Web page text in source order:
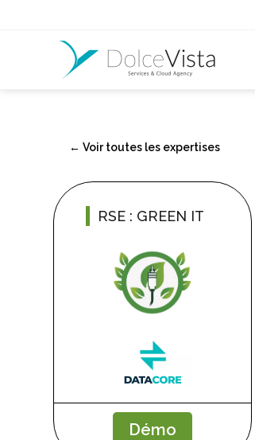
← Voir toutes les expertises
RSE : GREEN IT
Démo